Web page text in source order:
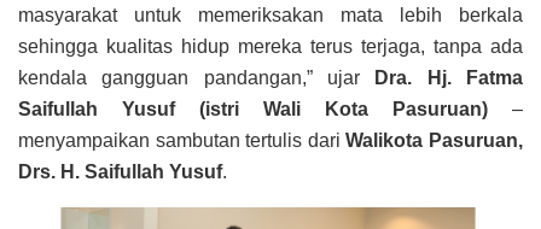
masyarakat untuk memeriksakan mata lebih berkala
sehingga kualitas hidup mereka terus terjaga, tanpa ada
kendala gangguan pandangan,” ujar
Dra. Hj. Fatma
Saifullah Yusuf (istri Wali Kota Pasuruan) –
menyampaikan sambutan tertulis dariWalikota Pasuruan,
Drs. H. Saifullah Yusuf.